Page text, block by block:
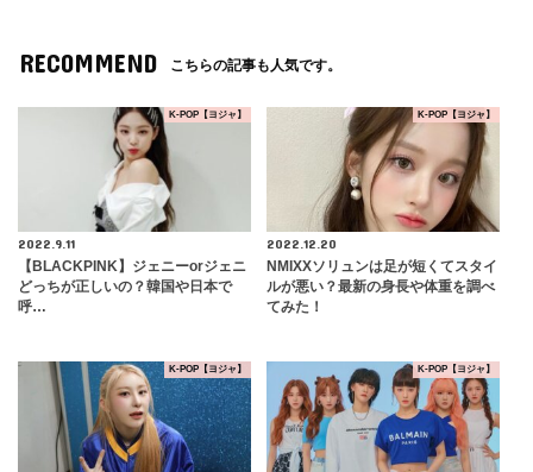
RECOMMEND こちらの記事も人気です。
K-POP【ヨジャ】
2022.9.11
【BLACKPINK】ジェニーorジェニ
どっちが正しいの？韓国や日本で
呼…
K-POP【ヨジャ】
2022.12.20
NMIXXソリュンは足が短くてスタイ
ルが悪い？最新の身長や体重を調べ
てみた！
K-POP【ヨジャ】 K-POP【ヨジャ】